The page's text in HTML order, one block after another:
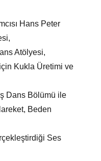
Hans Peter
Atölyesi,
Kukla Üretimi ve
Dans Bölümü ile
Beden
Ses